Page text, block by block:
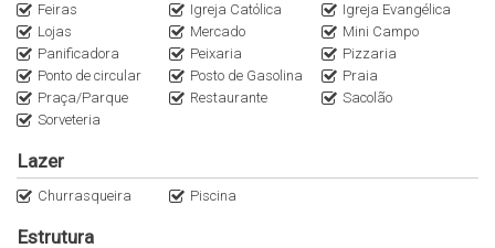
piscina.
Agende sua visita e venha conhecer este imóvel pessoalmente.
Estamos aguardando você…
************************************************************
Feiras
Igreja Católica
Igreja Evangélica
Lojas
Mercado
Mini Campo
Panificadora
Peixaria
Pizzaria
Ponto de circular
Posto de Gasolina
Praia
Praça/Parque
Restaurante
Sacolão
Sorveteria
Lazer
Churrasqueira Piscina
Estrutura